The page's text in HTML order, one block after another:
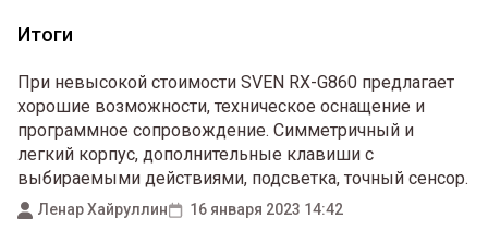
Итоги
При невысокой стоимости SVEN RX-G860 предлагает
хорошие возможности, техническое оснащение и
программное сопровождение. Симметричный и
легкий корпус, дополнительные клавиши с
выбираемыми действиями, подсветка, точный сенсор.
Ленар Хайруллин 16 января 2023 14:42